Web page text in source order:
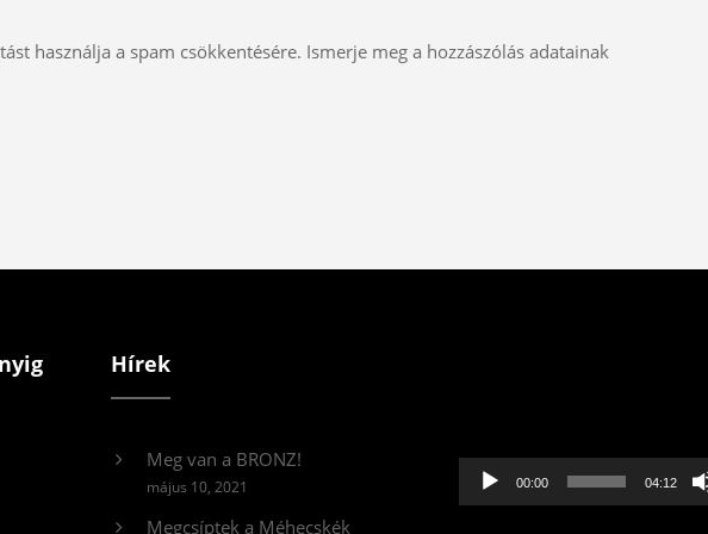
használja a spam csökkentésére. Ismerje meg a hozzászólás adatainak
Hírek
Meg van a BRONZ!
május 10, 2021
Megcsíptek a Méhecskék
00:00 04:12